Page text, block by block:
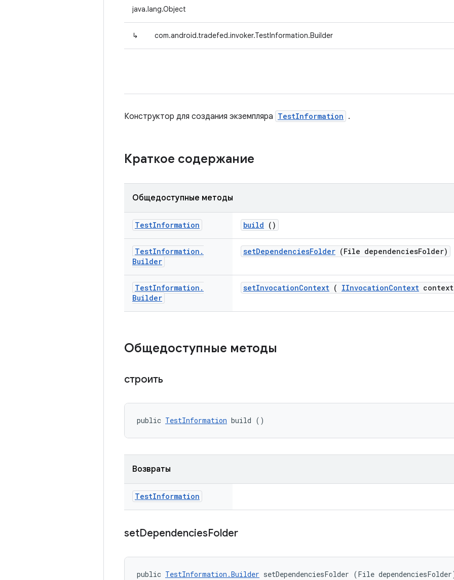
java.lang.Object
↳ com.android.tradefed.invoker.TestInformation.Builder
Конструктор для создания экземпляра TestInformation .
Краткое содержание
Общедоступные методы
TestInformation build ()
TestInformation .
Builder
setDependenciesFolder (File dependenciesFolder)
TestInformation .
Builder
setInvocationContext ( IInvocationContext
Общедоступные методы
строить
public TestInformation build ()
Возвраты
TestInformation
setDependenciesFolder
public TestInformation.Builder setDependenciesFolder (File